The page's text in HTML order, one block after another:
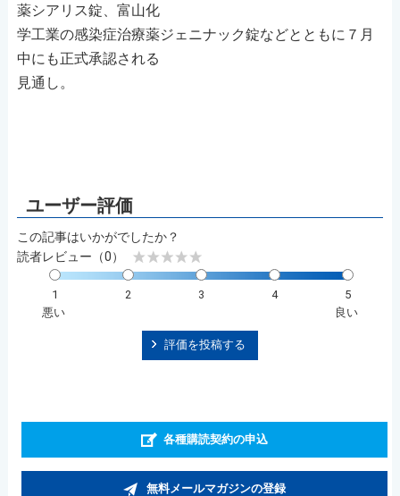
薬シアリス錠、富山化
学工業の感染症治療薬ジェニナック錠などとともに７月
中にも正式承認される
見通し。
この記事はいかがでしたか？
読者レビュー（0）
1 2 3 4
5
悪い
良い
評価を投稿する
各種購読契約の申込
無料メールマガジンの登録